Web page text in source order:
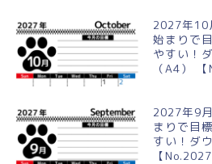
2027年10
始まりで
やすい！
（A4）
2027年9
まりで目
すい！ダ
【